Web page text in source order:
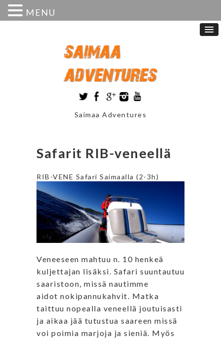
Saimaa Adventures
Safarit RIB-veneellä
RIB-VENE Safari Saimaalla (2-3h)
Veneeseen mahtuu n. 10 henkeä
kuljettajan lisäksi. Safari suuntautuu
saaristoon, missä nautimme
aidot nokipannukahvit. Matka
taittuu nopealla veneellä joutuisasti
ja aikaa jää tutustua saareen missä
voi poimia marjoja ja sieniä. Myös
MENU